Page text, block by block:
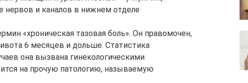
и каналов в нижнем отделе
«хроническая тазовая боль». Он правомочен,
6 месяцев и дольше. Статистика
она вызвана гинекологическими
на прочую патологию, называемую